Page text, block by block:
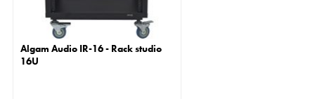
Algam Audio IR-16 - Rack studio
16U